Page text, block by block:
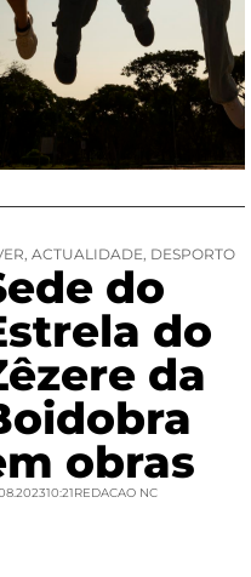
, ACTUALIDADE, DESPORTO
do
do
da
obras
10:21REDACAO NC